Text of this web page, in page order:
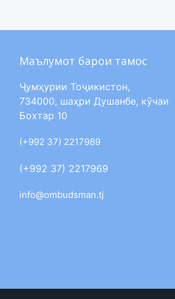
Маълумот барои тамос
Ҷумҳурии Тоҷикистон,
734000, шаҳри Душанбе, кӯчаи
Бохтар 10
(+992 37) 2217989
(+992 37) 2217969
info@ombudsman.tj